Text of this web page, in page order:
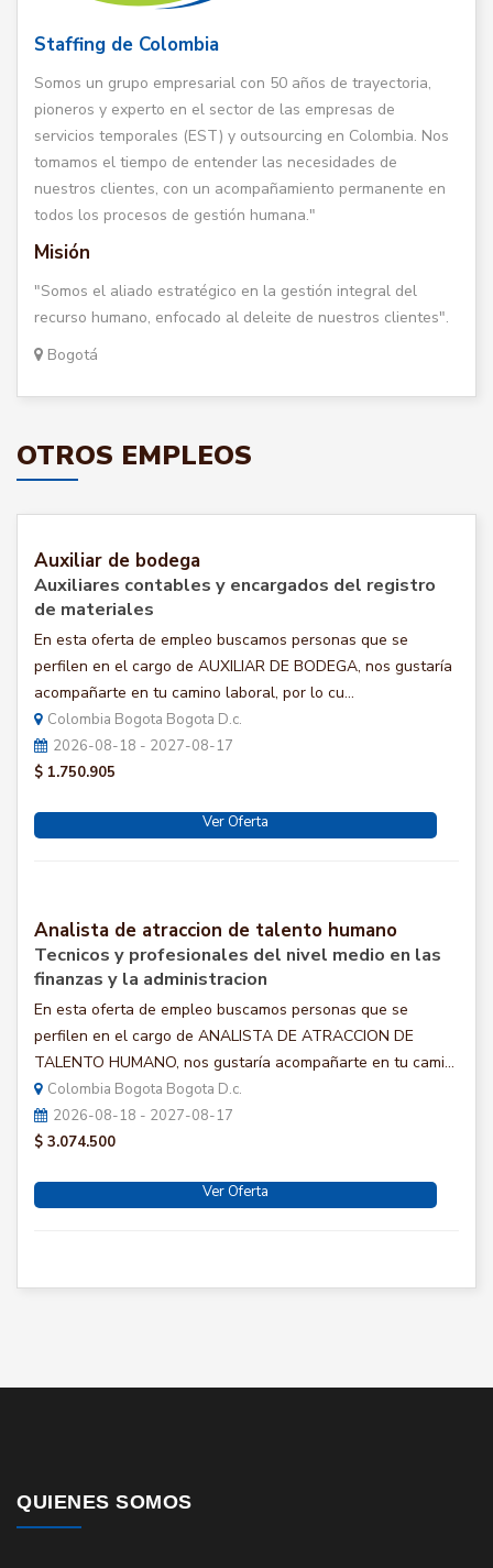
Staffing de Colombia
Somos un grupo empresarial con 50 años de trayectoria,
pioneros y experto en el sector de las empresas de
servicios temporales (EST) y outsourcing en Colombia. Nos
tomamos el tiempo de entender las necesidades de
nuestros clientes, con un acompañamiento permanente en
todos los procesos de gestión humana."
Misión
"Somos el aliado estratégico en la gestión integral del
recurso humano, enfocado al deleite de nuestros clientes".
Bogotá
OTROS EMPLEOS
Auxiliar de bodega
Auxiliares contables y encargados del registro
de materiales
En esta oferta de empleo buscamos personas que se
perfilen en el cargo de AUXILIAR DE BODEGA, nos gustaría
acompañarte en tu camino laboral, por lo cu...
Colombia Bogota Bogota D.c.
2026-08-18 - 2027-08-17
$ 1.750.905
Ver Oferta
Analista de atraccion de talento humano
Tecnicos y profesionales del nivel medio en las
finanzas y la administracion
En esta oferta de empleo buscamos personas que se
perfilen en el cargo de ANALISTA DE ATRACCION DE
TALENTO HUMANO, nos gustaría acompañarte en tu cami...
Colombia Bogota Bogota D.c.
2026-08-18 - 2027-08-17
$ 3.074.500
Ver Oferta
QUIENES SOMOS